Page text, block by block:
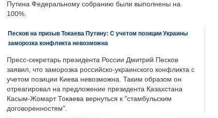
Путина Федеральному собранию были выполнены на
100%.
Песков на призыв Токаева Путину: С учетом позиции Украины
заморозка конфликта невозможна
Пресс-секретарь президента России Дмитрий Песков
заявил, что заморозка российско-украинского конфликта с
учетом позиции Киева невозможна. Таким образом он
отреагировал на предложение президента Казахстана
Касым-Жомарт Токаева вернуться к "стамбульским
договоренностям".